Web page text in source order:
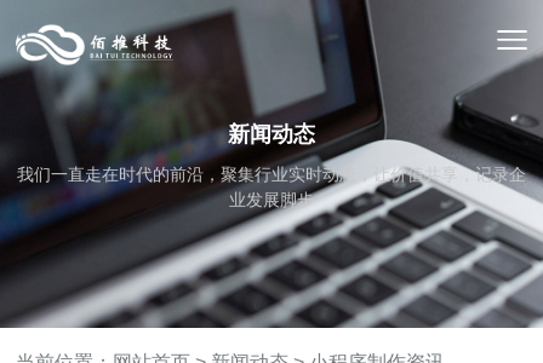
新闻动态
我们一直走在时代的前沿，聚集行业实时动态，让价值共享，记录企
业发展脚步